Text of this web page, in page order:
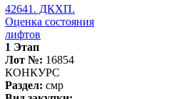
42641. ДКХП.
Оценка состояния
лифтов
1 Этап
Лот №: 16854
КОНКУРС
Раздел: смр